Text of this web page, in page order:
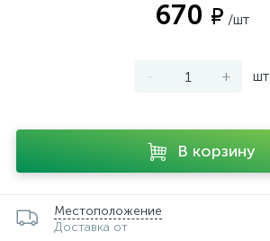
670 ₽ /шт
- + шт
В корзину
Местоположение
Доставка от